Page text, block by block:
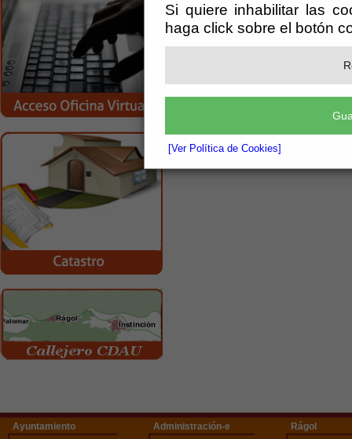
Si quiere inhabilitar las
haga click sobre el botón
[Ver Política de Cookies]
Ayuntamiento
Administración-e
Rágol